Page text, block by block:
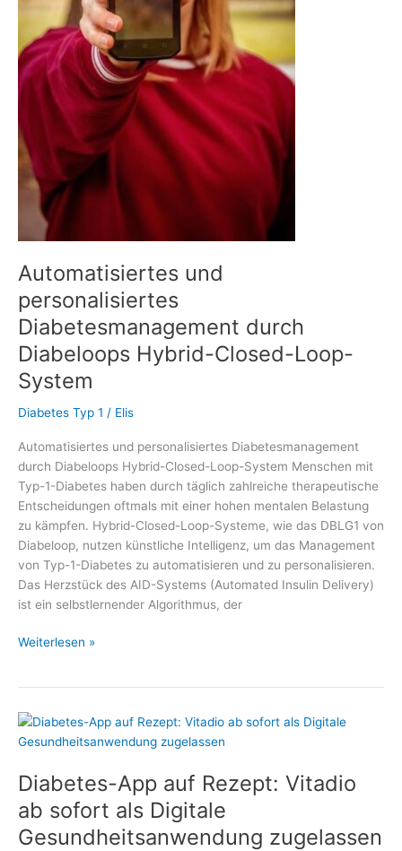
Automatisiertes und
personalisiertes
Diabetesmanagement durch
Diabeloops Hybrid-Closed-Loop-
System
Diabetes Typ 1 / Elis
Automatisiertes und personalisiertes Diabetesmanagement
durch Diabeloops Hybrid-Closed-Loop-System Menschen mit
Typ-1-Diabetes haben durch täglich zahlreiche therapeutische
Entscheidungen oftmals mit einer hohen mentalen Belastung
zu kämpfen. Hybrid-Closed-Loop-Systeme, wie das DBLG1 von
Diabeloop, nutzen künstliche Intelligenz, um das Management
von Typ-1-Diabetes zu automatisieren und zu personalisieren.
Das Herzstück des AID-Systems (Automated Insulin Delivery)
ist ein selbstlernender Algorithmus, der
Automatisiertes
durch
Diabeloops
Closed-
Loop-
System
Weiterlesen »
Diabetes-App auf Rezept: Vitadio
ab sofort als Digitale
Gesundheitsanwendung zugelassen